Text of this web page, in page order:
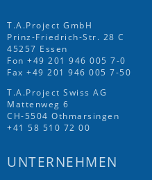
T.A.Project GmbH
Prinz-Friedrich-Str. 28 C
45257 Essen
Fon +49 201 946 005 7-0
Fax +49 201 946 005 7-50
T.A.Project Swiss AG
Mattenweg 6
CH-5504 Othmarsingen
+41 58 510 72 00
UNTERNEHMEN